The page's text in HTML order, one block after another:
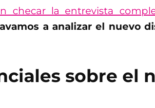
checar la entrevista
a analizar el nuevo
sobre el